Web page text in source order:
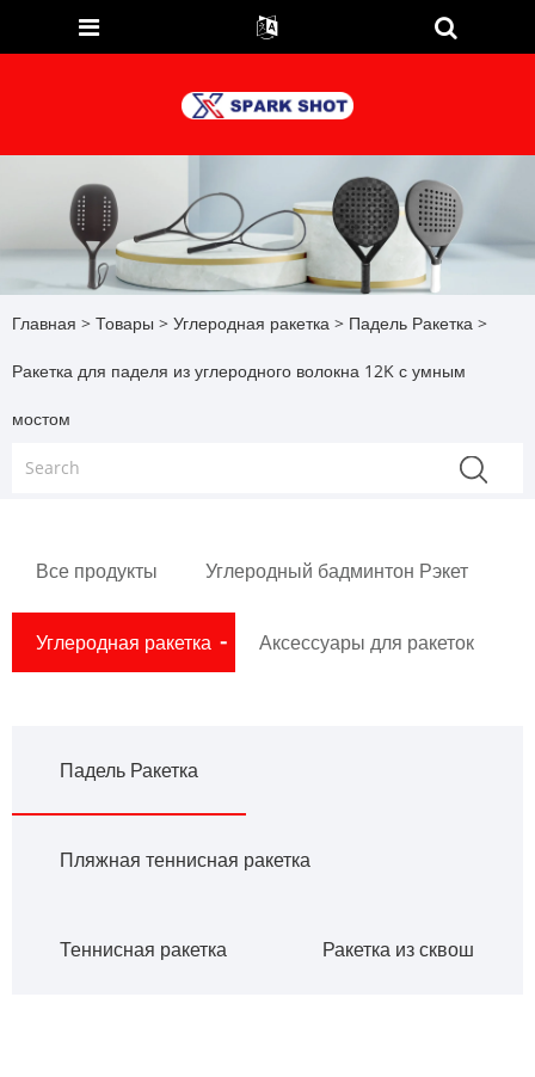
Главная > Товары > Углеродная ракетка > Падель Ракетка >
Ракетка для паделя из углеродного волокна 12K с умным
мостом
Все продукты Углеродный бадминтон Рэкет
Углеродная ракетка Аксессуары для ракеток
Падель Ракетка
Пляжная теннисная ракетка
Теннисная ракетка Ракетка из сквош